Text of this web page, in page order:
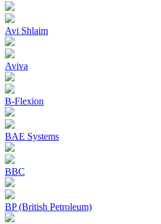
Avi Shlaim
Aviva
B-Flexion
BAE Systems
BBC
BP (British Petroleum)